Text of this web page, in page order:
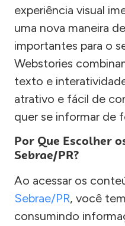
experiência visual
uma nova maneira
importantes para o
Webstories
texto e
atrativo e fácil de
quer se informar de
Por Que Escolher
Sebrae/PR?
Ao acessar os
Sebrae/PR, você
consumindo